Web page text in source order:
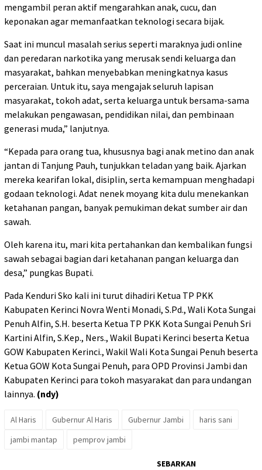
mengambil peran aktif mengarahkan anak, cucu, dan
keponakan agar memanfaatkan teknologi secara bijak.
Saat ini muncul masalah serius seperti maraknya judi online
dan peredaran narkotika yang merusak sendi keluarga dan
masyarakat, bahkan menyebabkan meningkatnya kasus
perceraian. Untuk itu, saya mengajak seluruh lapisan
masyarakat, tokoh adat, serta keluarga untuk bersama-sama
melakukan pengawasan, pendidikan nilai, dan pembinaan
generasi muda,” lanjutnya.
“Kepada para orang tua, khususnya bagi anak metino dan anak
jantan di Tanjung Pauh, tunjukkan teladan yang baik. Ajarkan
mereka kearifan lokal, disiplin, serta kemampuan menghadapi
godaan teknologi. Adat nenek moyang kita dulu menekankan
ketahanan pangan, banyak pemukiman dekat sumber air dan
sawah.
Oleh karena itu, mari kita pertahankan dan kembalikan fungsi
sawah sebagai bagian dari ketahanan pangan keluarga dan
desa,” pungkas Bupati.
Pada Kenduri Sko kali ini turut dihadiri Ketua TP PKK
Kabupaten Kerinci Novra Wenti Monadi, S.Pd., Wali Kota Sungai
Penuh Alfin, S.H. beserta Ketua TP PKK Kota Sungai Penuh Sri
Kartini Alfin, S.Kep., Ners., Wakil Bupati Kerinci beserta Ketua
GOW Kabupaten Kerinci., Wakil Wali Kota Sungai Penuh beserta
Ketua GOW Kota Sungai Penuh, para OPD Provinsi Jambi dan
Kabupaten Kerinci para tokoh masyarakat dan para undangan
lainnya. (ndy)
Al Haris Gubernur Al Haris Gubernur Jambi
haris sani
jambi mantap
pemprov jambi
SEBARKAN